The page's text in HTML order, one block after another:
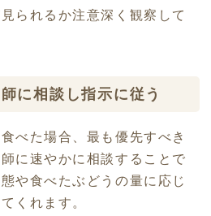
られるか注意深く観察して
に相談し指示に従う
べた場合、最も優先すべき
に速やかに相談することで
や食べたぶどうの量に応じ
くれます。